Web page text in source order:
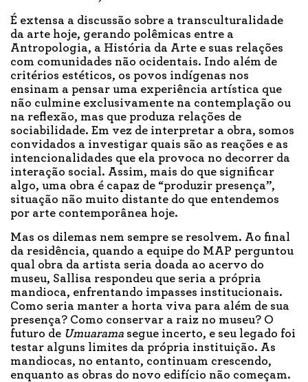
É extensa a discussão sobre a transculturalidade
da arte hoje, gerando polêmicas entre a
Antropologia, a História da Arte e suas relações
com comunidades não ocidentais. Indo além de
critérios estéticos, os povos indígenas nos
ensinam a pensar uma experiência artística que
não culmine exclusivamente na contemplação ou
na reflexão, mas que produza relações de
sociabilidade. Em vez de interpretar a obra, somos
convidados a investigar quais são as reações e as
intencionalidades que ela provoca no decorrer da
interação social. Assim, mais do que significar
algo, uma obra é capaz de “produzir presença”,
situação não muito distante do que entendemos
por arte contemporânea hoje.
Mas os dilemas nem sempre se resolvem. Ao final
da residência, quando a equipe do MAP perguntou
qual obra da artista seria doada ao acervo do
museu, Sallisa respondeu que seria a própria
mandioca, enfrentando impasses institucionais.
Como seria manter a horta viva para além de sua
presença? Como conservar a raiz no museu? O
futuro de Umuarama segue incerto, e seu legado foi
testar alguns limites da própria instituição. As
mandiocas, no entanto, continuam crescendo,
enquanto as obras do novo edifício não começam.